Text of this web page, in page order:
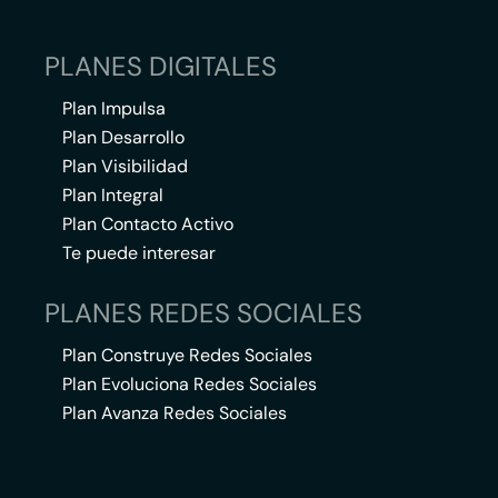
PLANES DIGITALES
Plan Impulsa
Plan Desarrollo
Plan Visibilidad
Plan Integral
Plan Contacto Activo
Te puede interesar
PLANES REDES SOCIALES
Plan Construye Redes Sociales
Plan Evoluciona Redes Sociales
Plan Avanza Redes Sociales